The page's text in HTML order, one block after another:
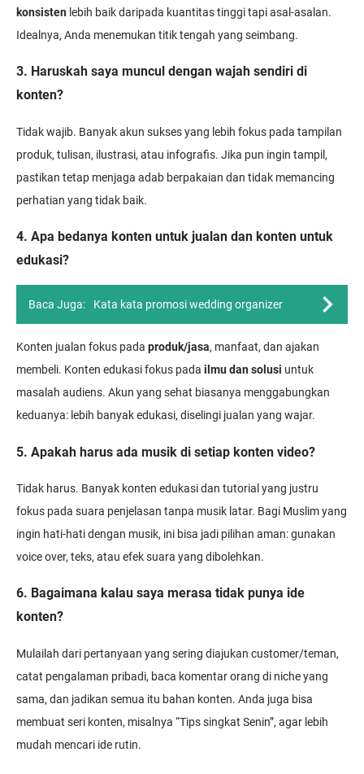
konsisten lebih baik daripada kuantitas tinggi tapi asal-asalan.
Idealnya, Anda menemukan titik tengah yang seimbang.
3. Haruskah saya muncul dengan wajah sendiri di
konten?
Tidak wajib. Banyak akun sukses yang lebih fokus pada tampilan
produk, tulisan, ilustrasi, atau infografis. Jika pun ingin tampil,
pastikan tetap menjaga adab berpakaian dan tidak memancing
perhatian yang tidak baik.
4. Apa bedanya konten untuk jualan dan konten untuk
edukasi?
Baca Juga: Kata kata promosi wedding organizer
Konten jualan fokus pada produk/jasa, manfaat, dan ajakan
membeli. Konten edukasi fokus pada ilmu dan solusi untuk
masalah audiens. Akun yang sehat biasanya menggabungkan
keduanya: lebih banyak edukasi, diselingi jualan yang wajar.
5. Apakah harus ada musik di setiap konten video?
Tidak harus. Banyak konten edukasi dan tutorial yang justru
fokus pada suara penjelasan tanpa musik latar. Bagi Muslim yang
ingin hati-hati dengan musik, ini bisa jadi pilihan aman: gunakan
voice over, teks, atau efek suara yang dibolehkan.
6. Bagaimana kalau saya merasa tidak punya ide
konten?
Mulailah dari pertanyaan yang sering diajukan customer/teman,
catat pengalaman pribadi, baca komentar orang di niche yang
sama, dan jadikan semua itu bahan konten. Anda juga bisa
membuat seri konten, misalnya “Tips singkat Senin”, agar lebih
mudah mencari ide rutin.